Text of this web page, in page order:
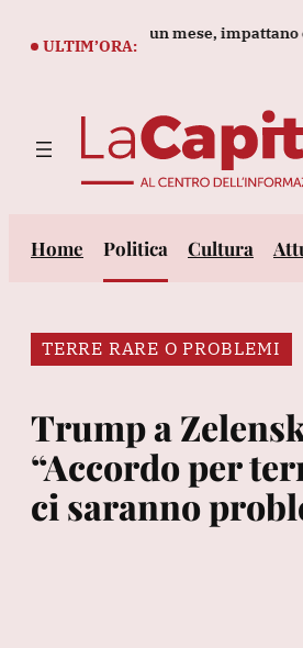
ULTIM’ORA:
+0,6% in un mese, impattano
Home Politica Cultura
TERRE RARE O PROBLEMI
Trump a
“Accordo per
ci saranno